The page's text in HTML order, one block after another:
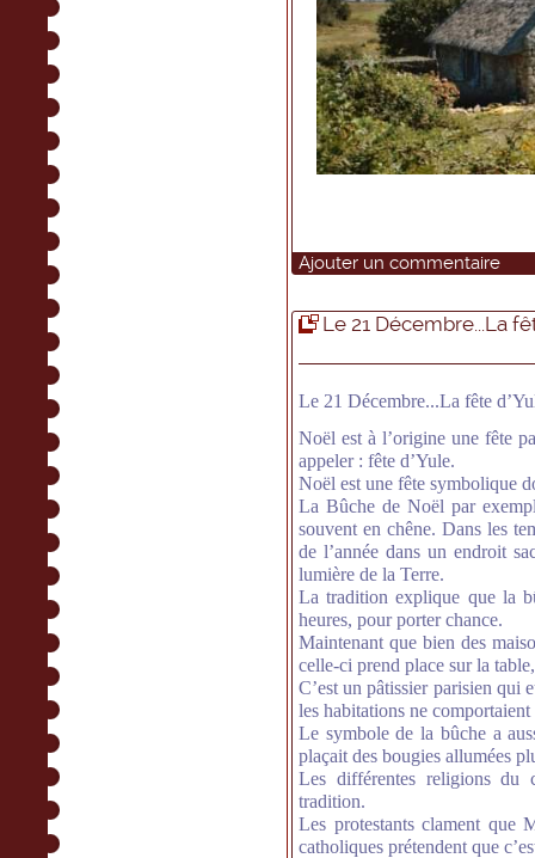
Ajouter un commentaire
Le 21 Décembre...La
Le 21 Décembre...La fête
Noël est à l’origine une fête
appeler : fête d’Yule.
Noël est une fête symbolique
La Bûche de Noël par
souvent en chêne. Dans les
de l’année dans un endroit
lumière de la Terre.
La tradition explique que la
heures, pour porter chance.
Maintenant que bien des
celle-ci prend place sur la
C’est un pâtissier parisien qui
les habitations ne
Le symbole de la bûche a
plaçait des bougies allumées
Les différentes religions du
tradition.
Les protestants clament que
catholiques prétendent que